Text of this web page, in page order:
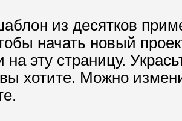
из десятков
начать новый
на эту страницу.
хотите. Можно